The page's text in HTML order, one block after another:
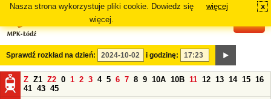
Nasza strona wykorzystuje pliki cookie. Dowiedz się
więcej.
więcej x
Sprawdź rozkład na dzień: i godzinę:
Z Z1 Z2 0 1 2 3 4 5 6 7 8 9 10A 10B 11 12 13 14 15 16
41 43 45